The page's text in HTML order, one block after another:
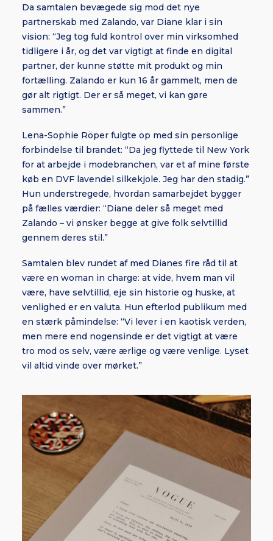
Da samtalen bevægede sig mod det nye
partnerskab med Zalando, var Diane klar i sin
vision: “Jeg tog fuld kontrol over min virksomhed
tidligere i år, og det var vigtigt at finde en digital
partner, der kunne støtte mit produkt og min
fortælling. Zalando er kun 16 år gammelt, men de
gør alt rigtigt. Der er så meget, vi kan gøre
sammen.”
Lena-Sophie Röper fulgte op med sin personlige
forbindelse til brandet: “Da jeg flyttede til New York
for at arbejde i modebranchen, var et af mine første
køb en DVF lavendel silkekjole. Jeg har den stadig.”
Hun understregede, hvordan samarbejdet bygger
på fælles værdier: “Diane deler så meget med
Zalando – vi ønsker begge at give folk selvtillid
gennem deres stil.”
Samtalen blev rundet af med Dianes fire råd til at
være en woman in charge: at vide, hvem man vil
være, have selvtillid, eje sin historie og huske, at
venlighed er en valuta. Hun efterlod publikum med
en stærk påmindelse: “Vi lever i en kaotisk verden,
men mere end nogensinde er det vigtigt at være
tro mod os selv, være ærlige og være venlige. Lyset
vil altid vinde over mørket.”